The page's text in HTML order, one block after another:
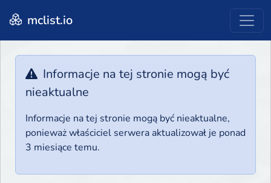
mclist.io
Informacje na tej stronie mogą być
nieaktualne
Informacje na tej stronie mogą być nieaktualne,
ponieważ właściciel serwera aktualizował je ponad
3 miesiące temu.